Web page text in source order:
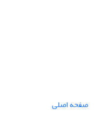
صفحه اصلی